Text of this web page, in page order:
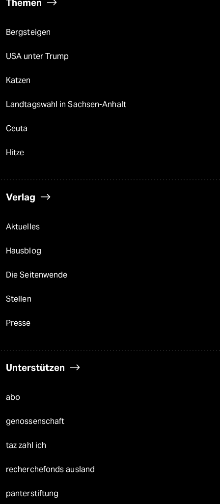
Themen
Bergsteigen
USA unter Trump
Katzen
Landtagswahl in Sachsen-Anhalt
Ceuta
Hitze
Verlag
Aktuelles
Hausblog
Die Seitenwende
Stellen
Presse
Unterstützen
abo
genossenschaft
taz zahl ich
recherchefonds ausland
panterstiftung